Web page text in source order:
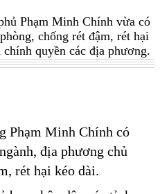
Phạm Minh Chính vừa có
chống rét đậm, rét hại
quyền các địa phương.
Phạm Minh Chính có
địa phương chủ
rét hại kéo dài.